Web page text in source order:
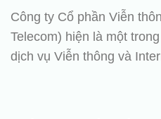
Công ty Cổ phần Viễn
Telecom) hiện là một
dịch vụ Viễn thông và